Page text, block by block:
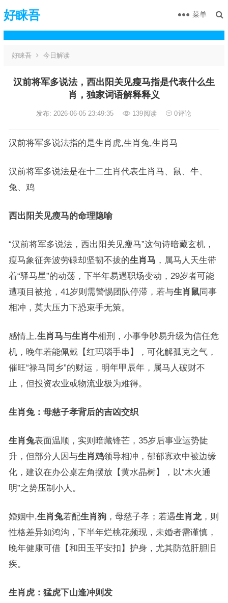
好睐吾 菜单
好睐吾 今日解读
汉前将军多说法，西出阳关见瘦马指是代表什么生
肖，独家词语解释释义
发布: 2026-06-05 23:49:35 139阅读 0评论
汉前将军多说法指的是生肖虎,生肖兔,生肖马
汉前将军多说法是在十二生肖代表生肖马、鼠、牛、
兔、鸡
西出阳关见瘦马的命理隐喻
“汉前将军多说法，西出阳关见瘦马”这句诗暗藏玄机，
瘦马象征奔波劳碌却坚韧不拔的生肖马 ，属马人天生带
着“驿马星”的动荡，下半年易遇职场变动，29岁者可能
遭项目被抢，41岁则需警惕团队停滞，若与生肖鼠同事
相冲，莫大压力下恐束手无策。
感情上,生肖马与生肖牛相刑，小事争吵易升级为信任危
机，晚年若能佩戴【红玛瑙手串】，可化解孤克之气，
催旺“禄马同乡”的财运，明年甲辰年，属马人破财不
止，但投资农业或物流业极为难得。
生肖兔：母慈子孝背后的吉凶交织
生肖兔表面温顺，实则暗藏锋芒，35岁后事业运势陡
升，但部分人因与生肖鸡领导相冲，郁郁寡欢中被边缘
化，建议在办公桌左角摆放【黄水晶树】，以“木火通
明”之势压制小人。
婚姻中,生肖兔若配生肖狗，母慈子孝；若遇生肖龙，则
性格差异如鸿沟，下半年烂桃花频现，未婚者需谨慎，
晚年健康可借【和田玉平安扣】护身，尤其防范肝胆旧
疾。
生肖虎：猛虎下山逢冲则发